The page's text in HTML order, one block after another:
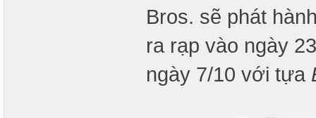
Bros. sẽ phát
ra rạp vào ngày
ngày 7/10 với tựa